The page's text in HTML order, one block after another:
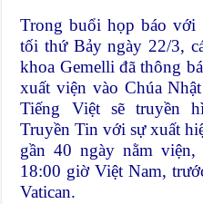
Trong buổi họp báo với
tối thứ Bảy ngày 22/3,
khoa Gemelli đã thông
xuất viện vào Chúa
Tiếng Việt sẽ truyền
Truyền Tin với sự xuất
gần 40 ngày nằm
18:00 giờ Việt Nam,
Vatican.